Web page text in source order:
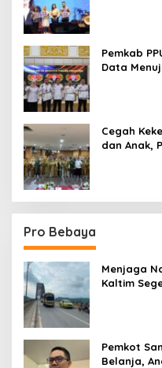
Pemkab
Data
Cegah
dan Anak,
Pro Bebaya
Menjaga
Kaltim
Pemkot
Belanja,